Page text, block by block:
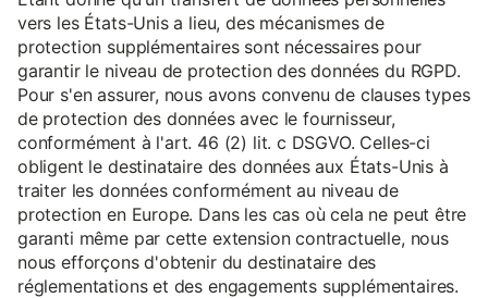
vers les États-Unis a lieu, des mécanismes de
protection supplémentaires sont nécessaires pour
garantir le niveau de protection des données du RGPD.
Pour s'en assurer, nous avons convenu de clauses types
de protection des données avec le fournisseur,
conformément à l'art. 46 (2) lit. c DSGVO. Celles-ci
obligent le destinataire des données aux États-Unis à
traiter les données conformément au niveau de
protection en Europe. Dans les cas où cela ne peut être
garanti même par cette extension contractuelle, nous
nous efforçons d'obtenir du destinataire des
réglementations et des engagements supplémentaires.